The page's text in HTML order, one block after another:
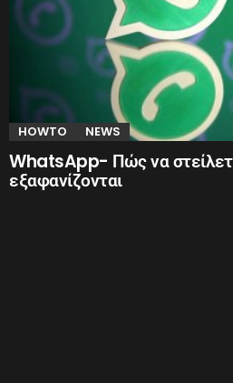
HOWTO NEWS
WhatsApp- Πώς να
εξαφανίζονται